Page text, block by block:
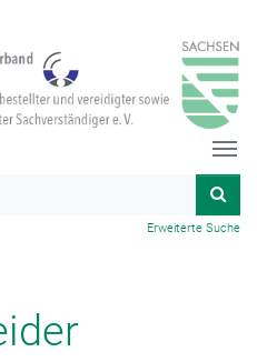
Erweiterte Suche